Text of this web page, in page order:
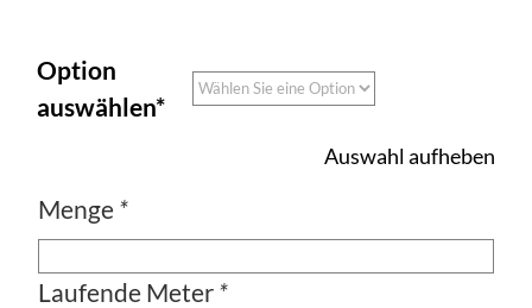
Option
auswählen*
Auswahl aufheben
Menge *
Laufende Meter *